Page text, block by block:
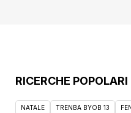
RICERCHE POPOLARI
NATALE TRENBA BYOB 13